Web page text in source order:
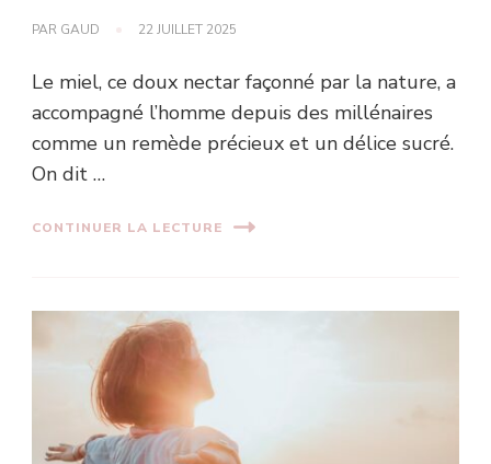
PAR GAUD 22 JUILLET 2025
Le miel, ce doux nectar façonné par la nature, a
accompagné l’homme depuis des millénaires
comme un remède précieux et un délice sucré.
On dit …
CONTINUER LA LECTURE